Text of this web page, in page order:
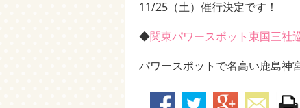
11/25（土）催行決定です！
◆関東パワースポット東国三社
パワースポットで名高い鹿島神